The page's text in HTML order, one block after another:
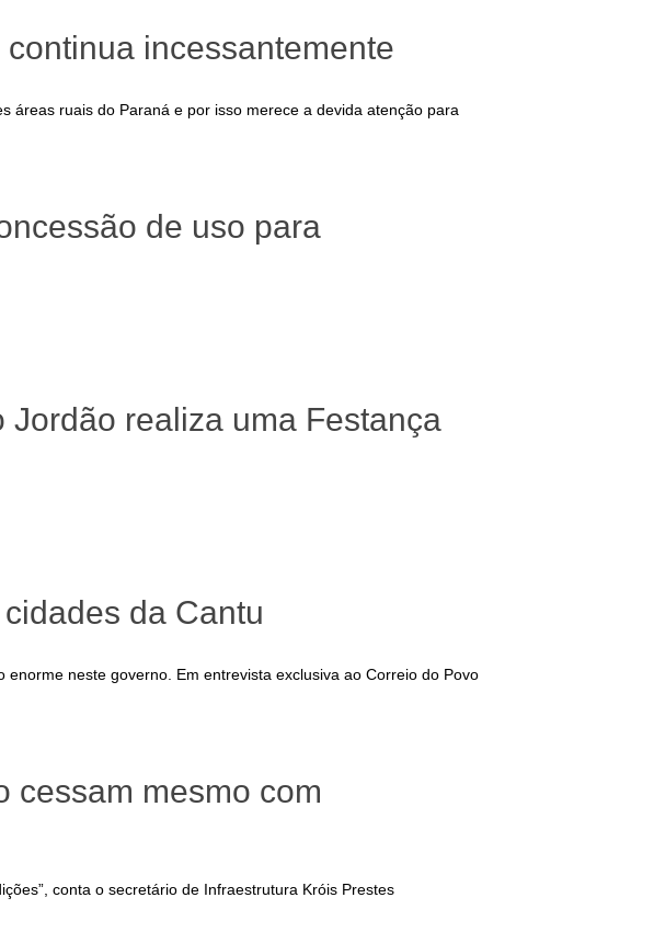
incessantemente
áreas ruais do Paraná e por isso merece a devida atenção para
de uso para
realiza uma Festança
da Cantu
neste governo. Em entrevista exclusiva ao Correio do Povo
cessam mesmo com
conta o secretário de Infraestrutura Króis Prestes